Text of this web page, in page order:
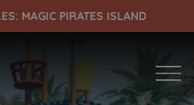
MAGIC PIRATES ISLAND